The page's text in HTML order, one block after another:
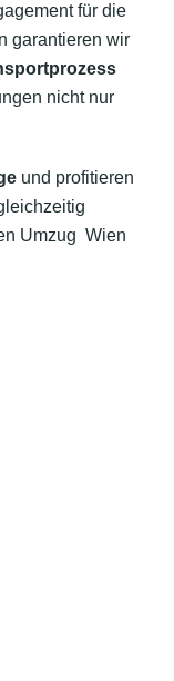
für die
garantieren wir
nicht nur
und profitieren
Umzug Wien